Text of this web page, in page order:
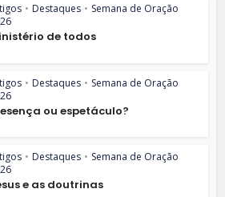
• Destaques • Semana de Oração
de todos
• Destaques • Semana de Oração
ou espetáculo?
• Destaques • Semana de Oração
e as doutrinas